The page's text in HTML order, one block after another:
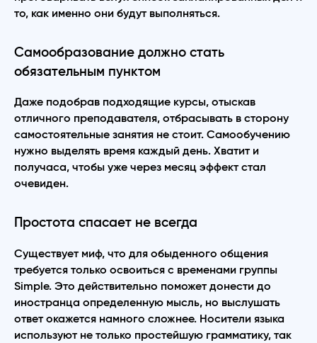
то, как именно они будут выполняться.
Самообразование должно стать
обязательным пунктом
Даже подобрав подходящие курсы, отыскав
отличного преподавателя, отбрасывать в сторону
самостоятельные занятия не стоит. Самообучению
нужно выделять время каждый день. Хватит и
получаса, чтобы уже через месяц эффект стал
очевиден.
Простота спасает не всегда
Существует миф, что для обыденного общения
требуется только освоиться с временами группы
Simple. Это действительно поможет донести до
иностранца определенную мысль, но выслушать
ответ окажется намного сложнее. Носители языка
используют не только простейшую грамматику, так